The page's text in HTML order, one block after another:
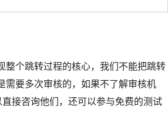
整个跳转过程的核心，我们不能把跳转
需要多次审核的，如果不了解审核机
接咨询他们，还可以参与免费的测试